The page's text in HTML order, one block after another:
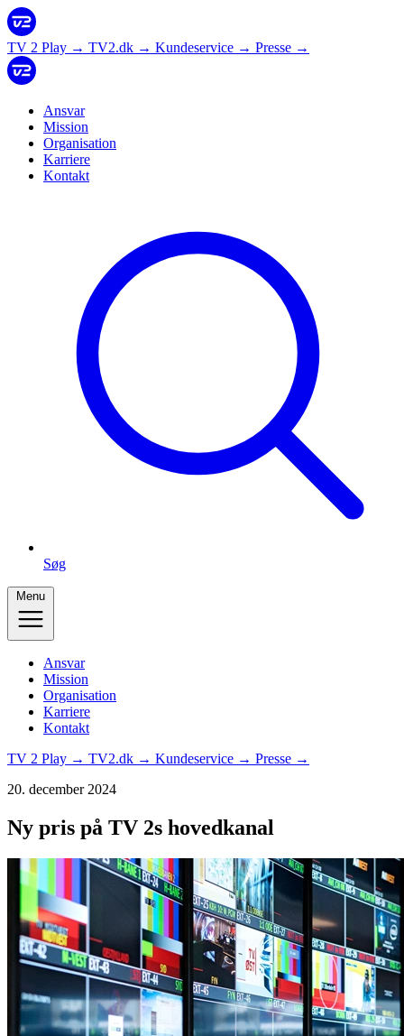
TV 2 Play → TV2.dk → Kundeservice → Presse →
Ansvar
Mission
Organisation
Karriere
Kontakt
Søg
Menu
Ansvar
Mission
Organisation
Karriere
Kontakt
TV 2 Play → TV2.dk → Kundeservice → Presse →
20. december 2024
Ny pris på TV 2s hovedkanal